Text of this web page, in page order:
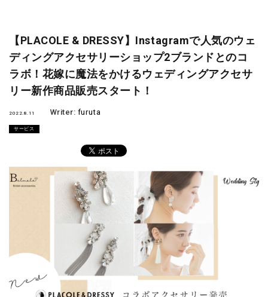
【PLACOLE & DRESSY】Instagramで人気のウェ
ディングアクセサリーショップ2ブランドとのコ
ラボ！花嫁に魔法をかけるウェディングアクセサ
リー新作商品販売スタート！
2022.8.11 Writer: furuta
サービス